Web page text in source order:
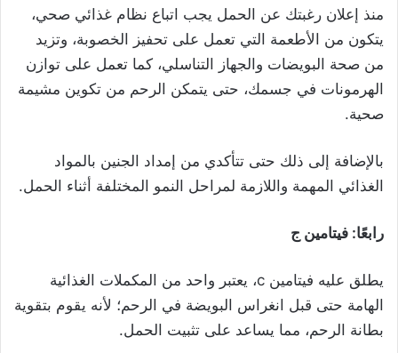
منذ إعلان رغبتك عن الحمل يجب اتباع نظام غذائي صحي،
يتكون من الأطعمة التي تعمل على تحفيز الخصوبة، وتزيد
من صحة البويضات والجهاز التناسلي، كما تعمل على توازن
الهرمونات في جسمك، حتى يتمكن الرحم من تكوين مشيمة
صحية.
بالإضافة إلى ذلك حتى تتأكدي من إمداد الجنين بالمواد
الغذائي المهمة واللازمة لمراحل النمو المختلفة أثناء الحمل.
رابعًا: فيتامين ج
يطلق عليه فيتامين c، يعتبر واحد من المكملات الغذائية
الهامة حتى قبل انغراس البويضة في الرحم؛ لأنه يقوم بتقوية
بطانة الرحم، مما يساعد على تثبيت الحمل.